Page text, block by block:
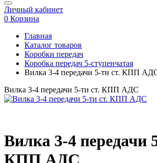
Личный кабинет
0 Корзина
Главная
Каталог товаров
Коробки передач
Коробка передач 5-ступенчатая
Вилка 3-4 передачи 5-ти ст. КПП
Вилка 3-4 передачи 5-ти ст. КПП АДС
Вилка 3-4 передачи